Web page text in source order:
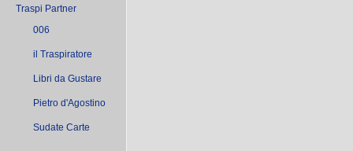
Traspi Partner
006
il Traspiratore
Libri da Gustare
Pietro d'Agostino
Sudate Carte